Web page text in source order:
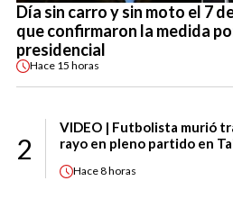
Día sin carro y sin moto el 7
que confirmaron la medida
presidencial
Hace 15 horas
2
VIDEO | Futbolista murió
rayo en pleno partido en
Hace8 horas